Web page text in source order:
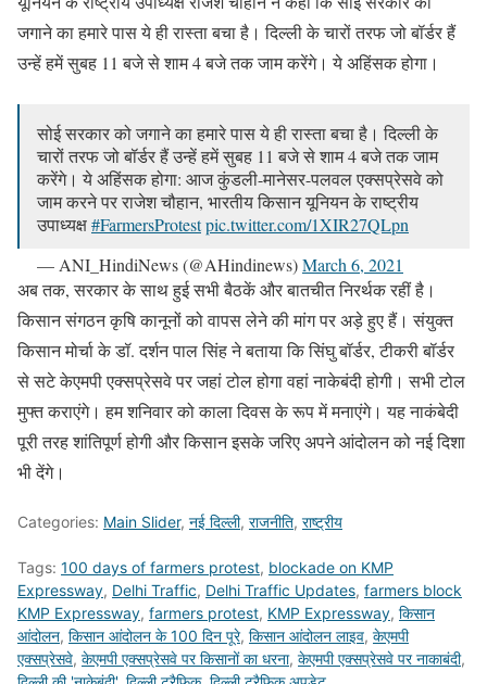
जगाने का हमारे पास ये ही रास्ता बचा है। दिल्ली के चारों तरफ जो बॉर्डर हैं
उन्हें हमें सुबह 11 बजे से शाम 4 बजे तक जाम करेंगे। ये अहिंसक होगा।
सोई सरकार को जगाने का हमारे पास ये ही रास्ता बचा है। दिल्ली के
चारों तरफ जो बॉर्डर हैं उन्हें हमें सुबह 11 बजे से शाम 4 बजे तक जाम
करेंगे। ये अहिंसक होगा: आज कुंडली-मानेसर-पलवल एक्सप्रेसवे को
जाम करने पर राजेश चौहान, भारतीय किसान यूनियन के राष्ट्रीय
उपाध्यक्ष#FarmersProtestpic.twitter.com/1XIR27QLpn
— ANI_HindiNews (@AHindinews)March 6, 2021
अब तक, सरकार के साथ हुई सभी बैठकें और बातचीत निरर्थक रहीं है।
किसान संगठन कृषि कानूनों को वापस लेने की मांग पर अड़े हुए हैं। संयुक्त
किसान मोर्चा के डॉ. दर्शन पाल सिंह ने बताया कि सिंघु बॉर्डर, टीकरी बॉर्डर
से सटे केएमपी एक्सप्रेसवे पर जहां टोल होगा वहां नाकेबंदी होगी। सभी टोल
मुफ्त कराएंगे। हम शनिवार को काला दिवस के रूप में मनाएंगे। यह नाकंबेदी
पूरी तरह शांतिपूर्ण होगी और किसान इसके जरिए अपने आंदोलन को नई दिशा
भी देंगे।
Categories: Main Slider, नई दिल्ली, राजनीति, राष्ट्रीय
Tags: 100 days of farmers protest, blockade on KMP
Expressway, Delhi Traffic, Delhi Traffic Updates, farmers block
KMP Expressway, farmers protest, KMP Expressway, किसान
आंदोलन, किसान आंदोलन के 100 दिन पूरे, किसान आंदोलन लाइव, केएमपी
एक्सप्रेसवे, केएमपी एक्सप्रेसवे पर किसानों का धरना, केएमपी एक्सप्रेसवे पर नाकाबंदी,